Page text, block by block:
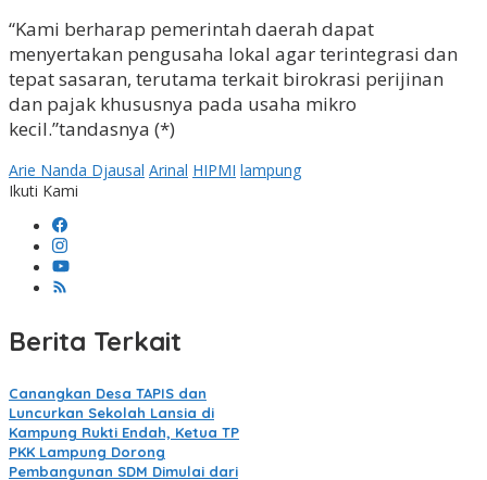
“Kami berharap pemerintah daerah dapat
menyertakan pengusaha lokal agar terintegrasi dan
tepat sasaran, terutama terkait birokrasi perijinan
dan pajak khususnya pada usaha mikro
kecil.”tandasnya (*)
Arie Nanda Djausal Arinal HIPMI lampung
Ikuti Kami
Berita Terkait
Canangkan Desa TAPIS dan
Luncurkan Sekolah Lansia di
Kampung Rukti Endah, Ketua TP
PKK Lampung Dorong
Pembangunan SDM Dimulai dari